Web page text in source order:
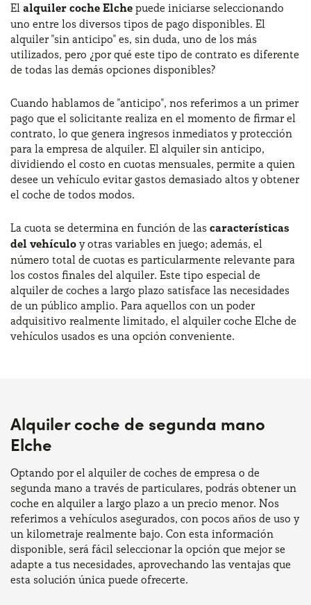
El alquiler coche Elche puede iniciarse seleccionando
uno entre los diversos tipos de pago disponibles. El
alquiler "sin anticipo" es, sin duda, uno de los más
utilizados, pero ¿por qué este tipo de contrato es diferente
de todas las demás opciones disponibles?
Cuando hablamos de "anticipo", nos referimos a un primer
pago que el solicitante realiza en el momento de firmar el
contrato, lo que genera ingresos inmediatos y protección
para la empresa de alquiler. El alquiler sin anticipo,
dividiendo el costo en cuotas mensuales, permite a quien
desee un vehículo evitar gastos demasiado altos y obtener
el coche de todos modos.
La cuota se determina en función de las características
del vehículo y otras variables en juego; además, el
número total de cuotas es particularmente relevante para
los costos finales del alquiler. Este tipo especial de
alquiler de coches a largo plazo satisface las necesidades
de un público amplio. Para aquellos con un poder
adquisitivo realmente limitado, el alquiler coche Elche de
vehículos usados es una opción conveniente.
Alquiler coche de segunda mano
Elche
Optando por el alquiler de coches de empresa o de
segunda mano a través de particulares, podrás obtener un
coche en alquiler a largo plazo a un precio menor. Nos
referimos a vehículos asegurados, con pocos años de uso y
un kilometraje realmente bajo. Con esta información
disponible, será fácil seleccionar la opción que mejor se
adapte a tus necesidades, aprovechando las ventajas que
esta solución única puede ofrecerte.